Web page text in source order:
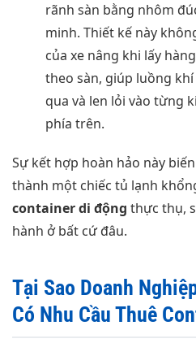
rãnh sàn bằng nhôm
minh. Thiết kế này
của xe nâng khi lấy
theo sàn, giúp luồng
qua và len lỏi vào từng
phía trên.
Sự kết hợp hoàn hảo này
thành một chiếc tủ lạnh
container di động thực thụ,
hành ở bất cứ đâu.
Tại Sao Doanh
Có Nhu Cầu Thuê